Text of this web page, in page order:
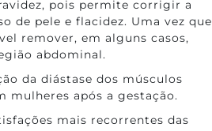
pois permite corrigir a
de pele e flacidez. Uma vez que
remover, em alguns casos,
abdominal.
da diástase dos músculos
mulheres após a gestação.
mais recorrentes das